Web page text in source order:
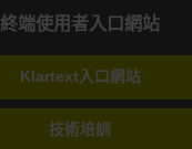
終端使用者入口網站
Klartext入口網站
技術培訓